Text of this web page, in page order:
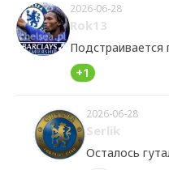
2026-06-28
Rok13
+1
2026-06-28
Serlik
Осталось